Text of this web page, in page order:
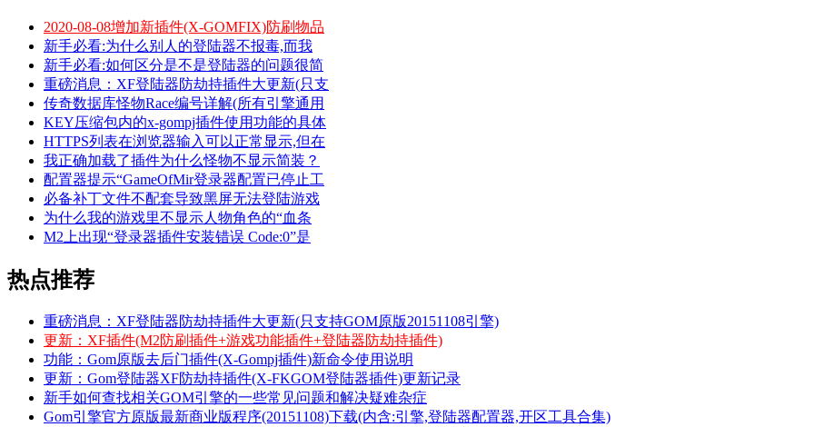
2020-08-08增加新插件(X-GOMFIX)防刷物品
新手必看:为什么别人的登陆器不报毒,而我
新手必看:如何区分是不是登陆器的问题很简
重磅消息：XF登陆器防劫持插件大更新(只支
传奇数据库怪物Race编号详解(所有引擎通用
KEY压缩包内的x-gompj插件使用功能的具体
HTTPS列表在浏览器输入可以正常显示,但在
我正确加载了插件为什么怪物不显示简装？
配置器提示“GameOfMir登录器配置已停止工
必备补丁文件不配套导致黑屏无法登陆游戏
为什么我的游戏里不显示人物角色的“血条
M2上出现“登录器插件安装错误 Code:0”是
热点推荐
重磅消息：XF登陆器防劫持插件大更新(只支持GOM原版20151108引擎)
更新：XF插件(M2防刷插件+游戏功能插件+登陆器防劫持插件)
功能：Gom原版去后门插件(X-Gompj插件)新命令使用说明
更新：Gom登陆器XF防劫持插件(X-FKGOM登陆器插件)更新记录
新手如何查找相关GOM引擎的一些常见问题和解决疑难杂症
Gom引擎官方原版最新商业版程序(20151108)下载(内含:引擎,登陆器配置器,开区工具合集)